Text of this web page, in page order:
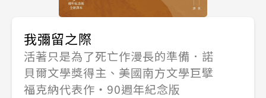
我彌留之際
活著只是為了死亡作漫長的準備．諾
貝爾文學獎得主、美國南方文學巨擘
福克納代表作‧90週年紀念版